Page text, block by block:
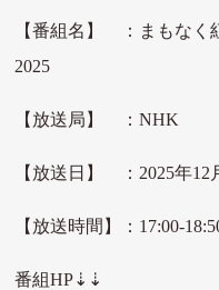
【番組名】 ：まもなく
2025
【放送局】 ：NHK
【放送日】 ：2025年12
【放送時間】：17:00-
番組HP⇣⇣